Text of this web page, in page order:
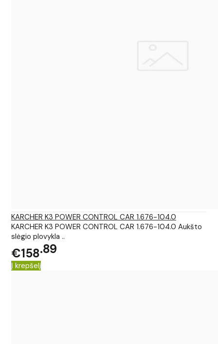
KARCHER K3 POWER CONTROL CAR 1.676-104.0
KARCHER K3 POWER CONTROL CAR 1.676-104.0 Aukšto
slėgio plovykla ..
€158 89
Į krepšelį